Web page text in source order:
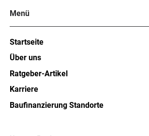
Menü
Startseite
Über uns
Ratgeber-Artikel
Karriere
Baufinanzierung Standorte